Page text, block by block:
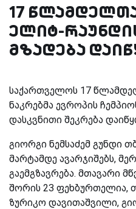
17
ელიტ-
მზადება
საქართველოს 17
ნაკრებმა ევროპის
დასკვნითი შეკრება
გიორგი ნემსაძემ გუნდი
მარტამდე ავარჯიშებს,
გაემგზავრება. მთავარი
შორის 23 ფეხბურთელია,
ზურიკო დავითაშვილი,